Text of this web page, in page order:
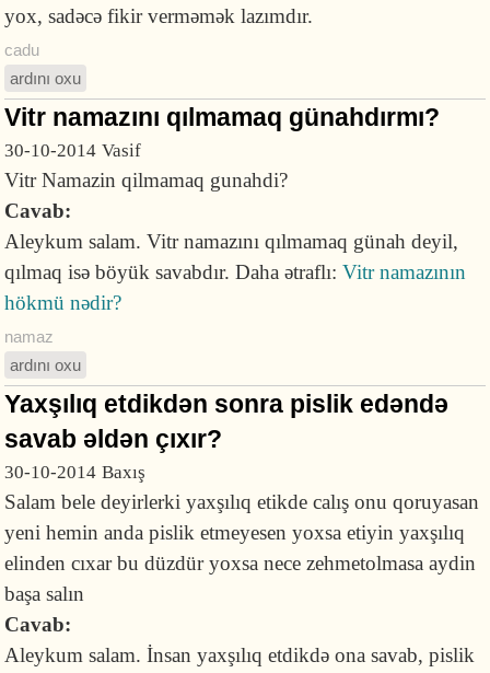
yox, sadəcə fikir verməmək lazımdır.
cadu
ardını oxu
Vitr namazını qılmamaq günahdırmı?
30-10-2014 Vasif
Vitr Namazin qilmamaq gunahdi?
Cavab:
Aleykum salam. Vitr namazını qılmamaq günah deyil,
qılmaq isə böyük savabdır. Daha ətraflı:Vitr namazının
hökmü nədir?
namaz
ardını oxu
Yaxşılıq etdikdən sonra pislik edəndə
savab əldən çıxır?
30-10-2014 Baxış
Salam bele deyirlerki yaxşılıq etikde calış onu qoruyasan
yeni hemin anda pislik etmeyesen yoxsa etiyin yaxşılıq
elinden cıxar bu düzdür yoxsa nece zehmetolmasa aydin
başa salın
Cavab:
Aleykum salam. İnsan yaxşılıq etdikdə ona savab, pislik